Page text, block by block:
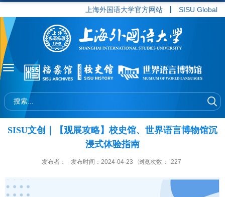
上海外国语大学官方网站 SISU Global
SISU文创｜【观展攻略】校史馆、世界语言博物馆沉
浸式体验指南
发布者： 发布时间：2024-04-23 浏览次数： 227